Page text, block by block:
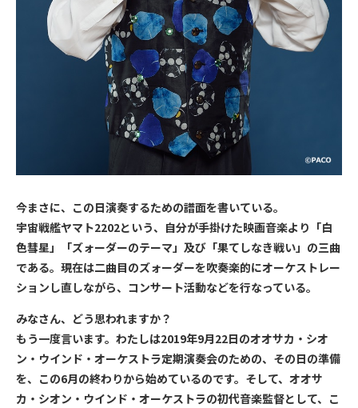
今まさに、この日演奏するための譜面を書いている。
宇宙戦艦ヤマト2202という、自分が手掛けた映画音楽より「白
色彗星」「ズォーダーのテーマ」及び「果てしなき戦い」の三曲
である。現在は二曲目のズォーダーを吹奏楽的にオーケストレー
ションし直しながら、コンサート活動などを行なっている。
みなさん、どう思われますか？
もう一度言います。わたしは2019年9月22日のオオサカ・シオ
ン・ウインド・オーケストラ定期演奏会のための、その日の準備
を、この6月の終わりから始めているのです。そして、オオサ
カ・シオン・ウインド・オーケストラの初代音楽監督として、こ